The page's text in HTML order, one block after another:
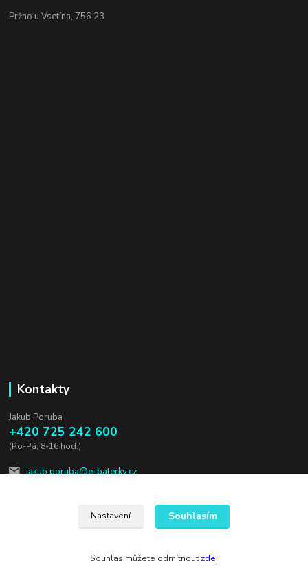
Pržno u Vsetína, 756 23
Kontakty
Jakub Poruba
+420 725 242 600
(Po-Pá, 8-16 hod.)
jakub.poruba@e-baterky.cz
Nastavení Souhlasím
Souhlas můžete odmítnout zde.